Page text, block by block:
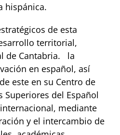
hispánica.
de esta
territorial,
de Cantabria. la
en español, así
este en su Centro de
Superiores del Español
mediante
y el intercambio de